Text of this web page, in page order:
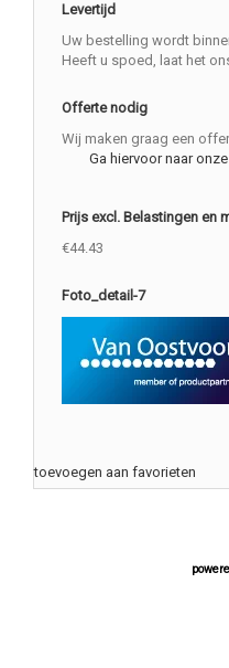
Levertijd
Uw bestelling wordt
Heeft u spoed, laat het
Offerte nodig
Wij maken graag een
Ga hiervoor naar
Prijs excl. Belastingen en
€44.43
Foto_detail-7
toevoegen aan favorieten